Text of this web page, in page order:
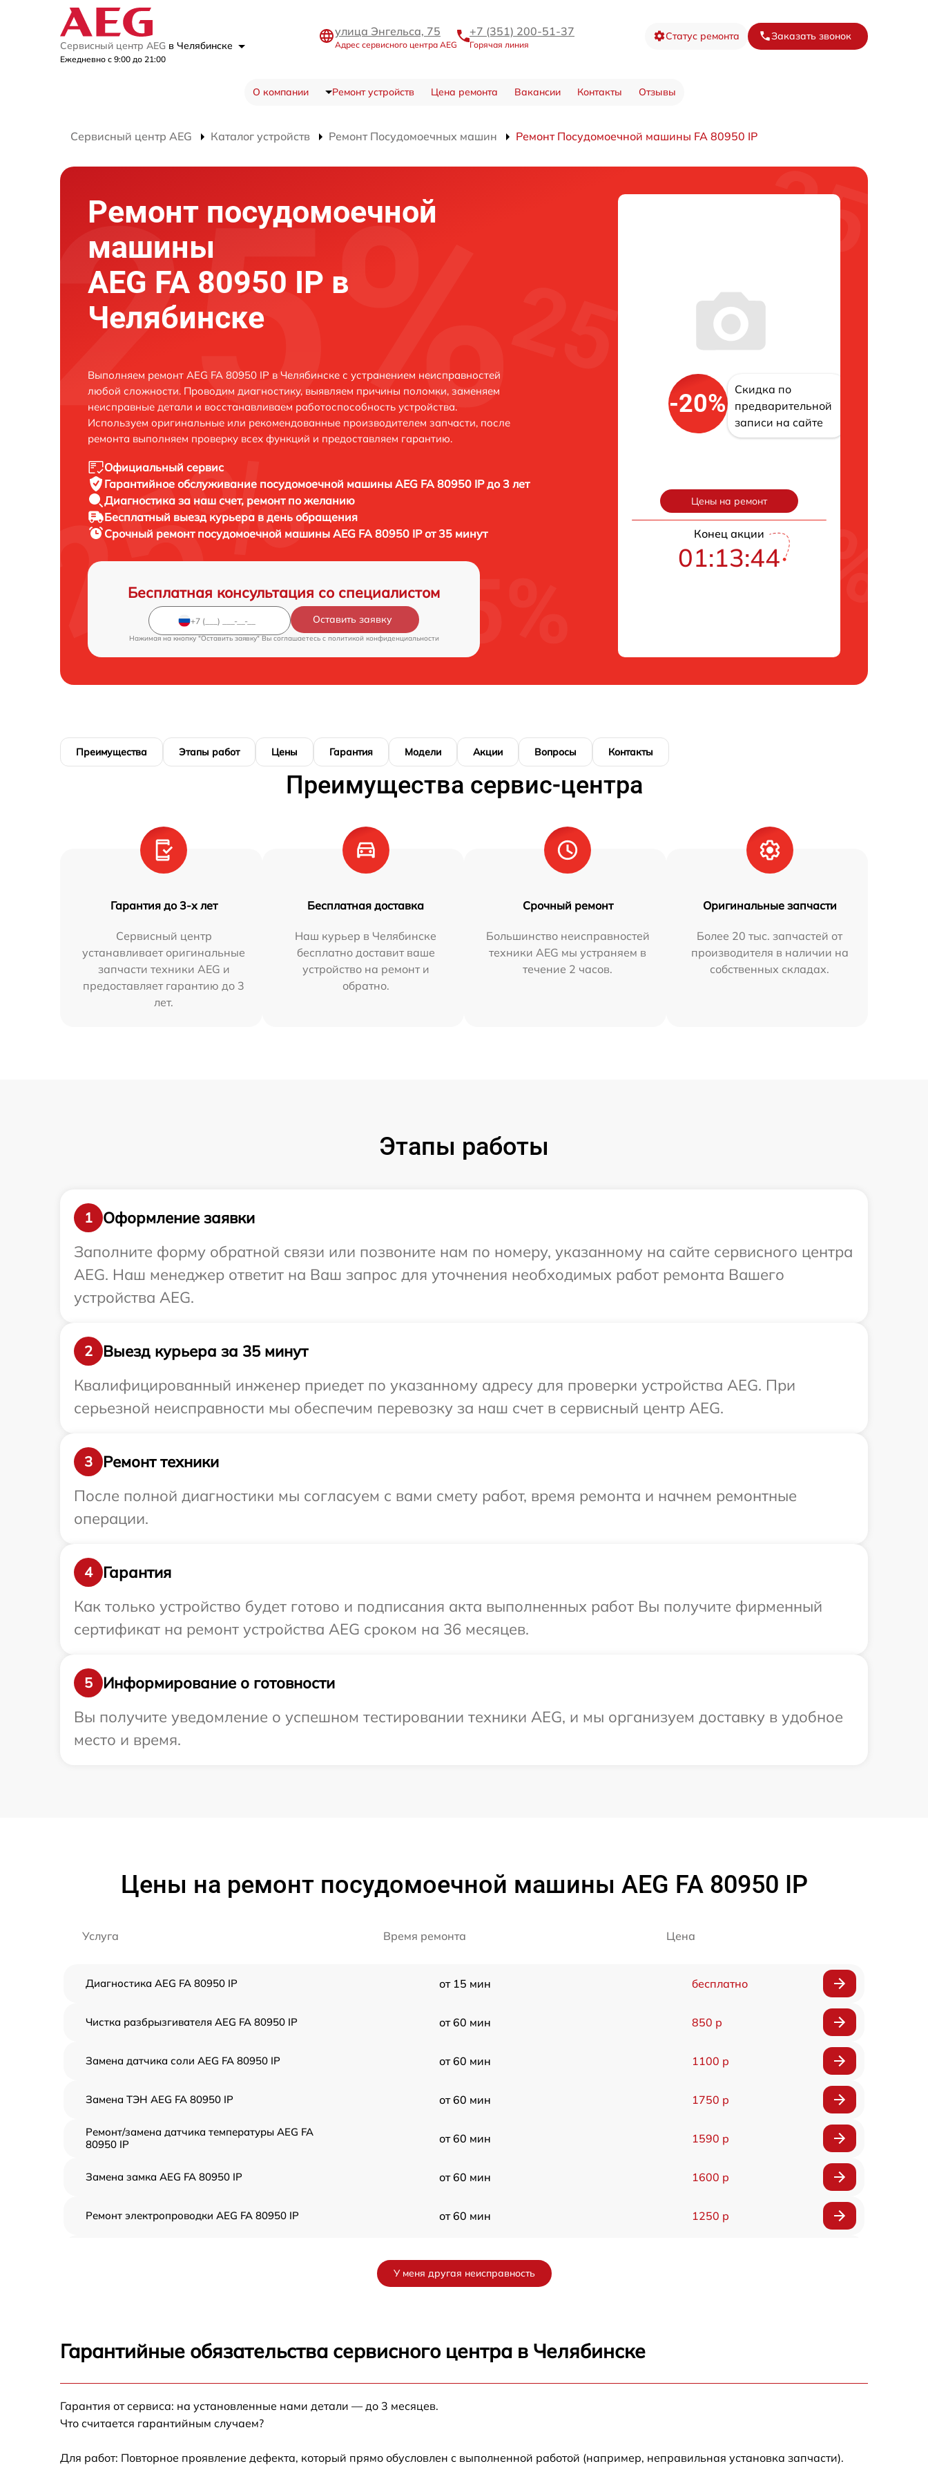
Сервисный центр AEG в Челябинске
Ежедневно с 9:00 до 21:00
улица Энгельса, 75
Адрес сервисного центра AEG
+7 (351) 200-51-37
Горячая линия
Статус ремонта Заказать звонок
О компании Ремонт устройств Цена ремонта Вакансии Контакты Отзывы
Сервисный центр AEG Каталог устройств Ремонт Посудомоечных машин Ремонт Посудомоечной машины FA 80950 IP
Ремонт посудомоечной
машины
AEG FA 80950 IP в
Челябинске
Выполняем ремонт AEG FA 80950 IP в Челябинске с устранением неисправностей
любой сложности. Проводим диагностику, выявляем причины поломки, заменяем
неисправные детали и восстанавливаем работоспособность устройства.
Используем оригинальные или рекомендованные производителем запчасти, после
ремонта выполняем проверку всех функций и предоставляем гарантию.
Официальный сервис
Гарантийное обслуживание посудомоечной машины AEG FA 80950 IP до 3 лет
Диагностика за наш счет, ремонт по желанию
Бесплатный выезд курьера в день обращения
Срочный ремонт посудомоечной машины AEG FA 80950 IP от 35 минут
Бесплатная консультация со специалистом
Оставить заявку
Нажимая на кнопку "Оставить заявку" Вы соглашаетесь c политикой конфиденциальности
-20%
Скидка по
предварительной
записи на сайте
Цены на ремонт
Конец акции
01:13:43
Преимущества Этапы работ Цены Гарантия Модели Акции Вопросы Контакты
Преимущества сервис-центра
Гарантия до 3-х лет
Сервисный центр
устанавливает оригинальные
запчасти техники AEG и
предоставляет гарантию до 3
лет.
Бесплатная доставка
Наш курьер в Челябинске
бесплатно доставит ваше
устройство на ремонт и
обратно.
Срочный ремонт
Большинство неисправностей
техники AEG мы устраняем в
течение 2 часов.
Оригинальные запчасти
Более 20 тыс. запчастей от
производителя в наличии на
собственных складах.
Этапы работы
1
Оформление заявки
Заполните форму обратной связи или позвоните нам по номеру, указанному на сайте сервисного центра
AEG. Наш менеджер ответит на Ваш запрос для уточнения необходимых работ ремонта Вашего
устройства AEG.
2
Выезд курьера за 35 минут
Квалифицированный инженер приедет по указанному адресу для проверки устройства AEG. При
серьезной неисправности мы обеспечим перевозку за наш счет в сервисный центр AEG.
3
Ремонт техники
После полной диагностики мы согласуем с вами смету работ, время ремонта и начнем ремонтные
операции.
4
Гарантия
Как только устройство будет готово и подписания акта выполненных работ Вы получите фирменный
сертификат на ремонт устройства AEG сроком на 36 месяцев.
5
Информирование о готовности
Вы получите уведомление о успешном тестировании техники AEG, и мы организуем доставку в удобное
место и время.
Цены на ремонт посудомоечной машины AEG FA 80950 IP
Услуга Время ремонта Цена
Диагностика AEG FA 80950 IP от 15 мин бесплатно
Чистка разбрызгивателя AEG FA 80950 IP от 60 мин 850 р
Замена датчика соли AEG FA 80950 IP от 60 мин 1100 р
Замена ТЭН AEG FA 80950 IP от 60 мин 1750 р
Ремонт/замена датчика температуры AEG FA
80950 IP
от 60 мин 1590 р
Замена замка AEG FA 80950 IP от 60 мин 1600 р
Ремонт электропроводки AEG FA 80950 IP от 60 мин 1250 р
Замена панели управления AEG FA 80950 IP
У меня другая неисправность
Гарантийные обязательства сервисного центра в Челябинске
Гарантия от сервиса: на установленные нами детали — до 3 месяцев.
Что считается гарантийным случаем?
Для работ: Повторное проявление дефекта, который прямо обусловлен с выполненной работой (например, неправильная установка запчасти).